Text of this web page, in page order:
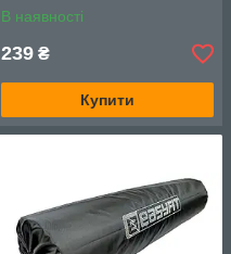
В наявності
239 ₴
Купити